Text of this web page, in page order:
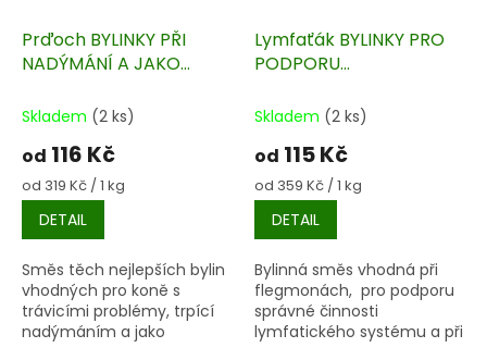
Prďoch BYLINKY PŘI
NADÝMÁNÍ A JAKO
Skladem (2 ks)
od 116 Kč
Měrná
cena:
od 319 Kč / 1 kg
DETAIL
Směs těch nejlepších bylin
vhodných pro koně s
trávicími problémy, trpící
nadýmáním a jako
Lymfaťák BYLINKY PRO
PODPORU
A PŘI FLEGMONÁCH
Skladem (2 ks)
od 115 Kč
Měrná
cena:
od 359 Kč / 1 kg
DETAIL
Bylinná směs vhodná při
flegmonách, pro podporu
správné činnosti
lymfatického systému a při